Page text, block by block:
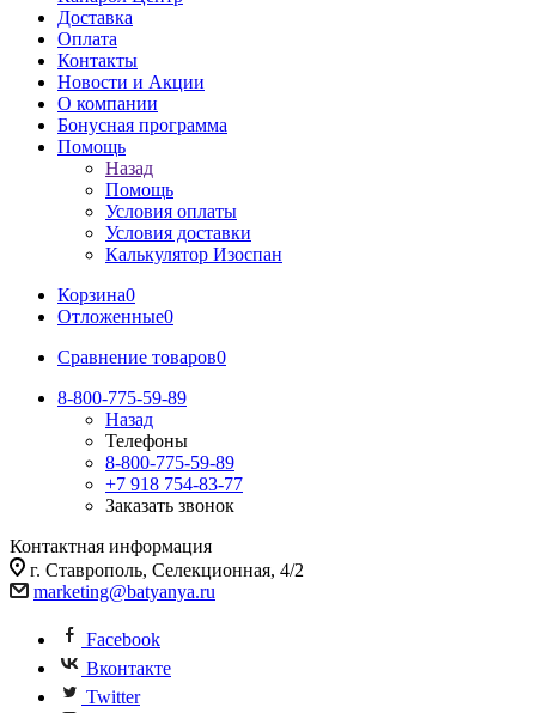
Доставка
Оплата
Контакты
Новости и Акции
О компании
Бонусная программа
Помощь
Назад
Помощь
Условия оплаты
Условия доставки
Калькулятор Изоспан
Корзина0
Отложенные0
Сравнение товаров0
8-800-775-59-89
Назад
Телефоны
8-800-775-59-89
+7 918 754-83-77
Заказать звонок
Контактная информация
г. Ставрополь, Селекционная, 4/2
marketing@batyanya.ru
Facebook
Вконтакте
Twitter